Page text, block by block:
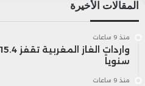
Fortinet:
المقالات الأخيرة
منذ 9 ساعات
سنوياً
منذ 9 ساعات